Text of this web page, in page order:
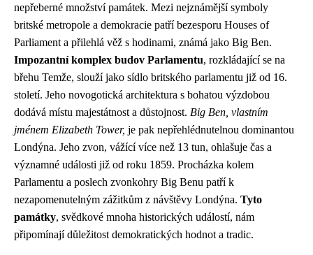
nepřeberné množství památek. Mezi nejznámější symboly
britské metropole a demokracie patří bezesporu Houses of
Parliament a přilehlá věž s hodinami, známá jako Big Ben.
Impozantní komplex budov Parlamentu, rozkládající se na
břehu Temže, slouží jako sídlo britského parlamentu již od 16.
století. Jeho novogotická architektura s bohatou výzdobou
dodává místu majestátnost a důstojnost. Big Ben, vlastním
jménem Elizabeth Tower, je pak nepřehlédnutelnou dominantou
Londýna. Jeho zvon, vážící více než 13 tun, ohlašuje čas a
významné události již od roku 1859. Procházka kolem
Parlamentu a poslech zvonkohry Big Benu patří k
nezapomenutelným zážitkům z návštěvy Londýna. Tyto
památky, svědkové mnoha historických událostí, nám
připomínají důležitost demokratických hodnot a tradic.